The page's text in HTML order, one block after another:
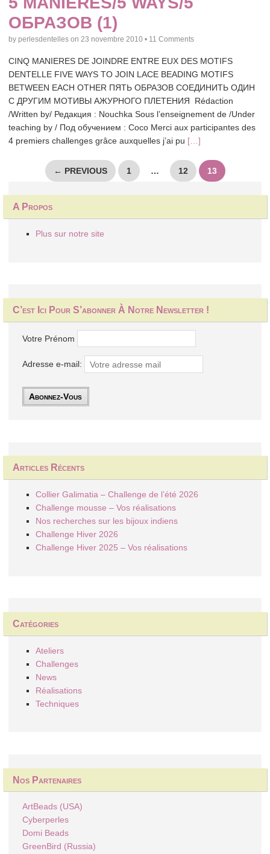
ОБРАЗОВ (1)
by perlesdentelles on 23 novembre 2010 • 11 Comments
CINQ MANIERES DE JOINDRE ENTRE EUX DES MOTIFS
DENTELLE FIVE WAYS TO JOIN LACE BEADING MOTIFS
BETWEEN EACH OTHER ПЯТЬ ОБРАЗОВ СОЕДИНИТЬ ОДИН
С ДРУГИМ МОТИВЫ АЖУРНОГО ПЛЕТЕНИЯ Rédaction
/Written by/ Редакция : Nouchka Sous l’enseignement de /Under
teaching by / Под обучением : Coco Merci aux participantes des
4 premiers challenges grâce auxquelles j’ai pu […]
Navigation
des
articles
← PREVIOUS 1 … 12 13
A Propos
Plus sur notre site
C’est Ici Pour S’abonner À Notre Newsletter !
Votre Prénom
Adresse e-mail:
Articles Récents
Collier Galimatia – Challenge de l’été 2026
Challenge mousse – Vos réalisations
Nos recherches sur les bijoux indiens
Challenge Hiver 2026
Challenge Hiver 2025 – Vos réalisations
Catégories
Ateliers
Challenges
News
Réalisations
Techniques
Nos Partenaires
ArtBeads (USA)
Cyberperles
Domi Beads
GreenBird (Russia)